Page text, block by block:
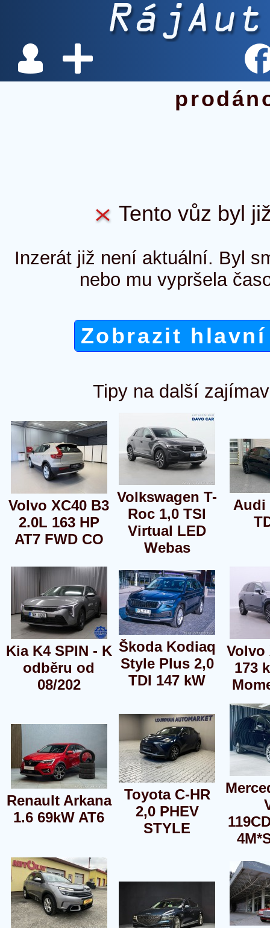
Tento vůz byl
Inzerát již není aktuální. Byl
nebo mu vypršela
Zobrazit
Tipy na další
Volvo XC40 B3
2.0L 163 HP
AT7 FWD CO
Volkswagen T-
Roc 1,0 TSI
Virtual LED
Webas
Audi
Kia K4 SPIN - K
odběru od
08/202
Škoda Kodiaq
Style Plus 2,0
TDI 147 kW
Volvo
173
Renault Arkana
1.6 69kW AT6
Toyota C-HR
2,0 PHEV
STYLE